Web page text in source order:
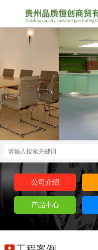
公司介绍
产品中心